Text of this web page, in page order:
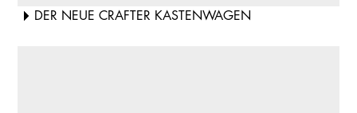
DER NEUE CRAFTER KASTENWAGEN